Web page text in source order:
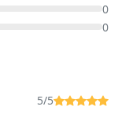
0
0
5/5